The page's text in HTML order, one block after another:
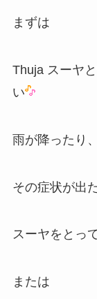
まずは
Thuja スーヤ
い
雨が降ったり
その症状が出
スーヤをとっ
または